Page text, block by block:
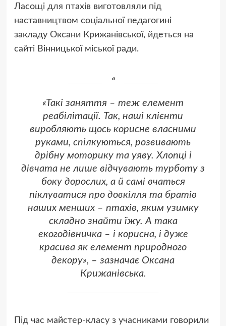
Ласощі для птахів виготовляли під
наставництвом соціальної педагогині
закладу Оксани Крижанівської, йдеться на
сайті Вінницької міської ради.
«Такі заняття – теж елемент
реабілітації. Так, наші клієнти
виробляють щось корисне власними
руками, спілкуються, розвивають
дрібну моторику та уяву. Хлопці і
дівчата не лише відчувають турботу з
боку дорослих, а й самі вчаться
піклуватися про довкілля та братів
наших менших – птахів, яким узимку
складно знайти їжу. А така
екогодівничка – і корисна, і дуже
красива як елемент природного
декору», – зазначає Оксана
Крижанівська.
Під час майстер-класу з учасниками говорили